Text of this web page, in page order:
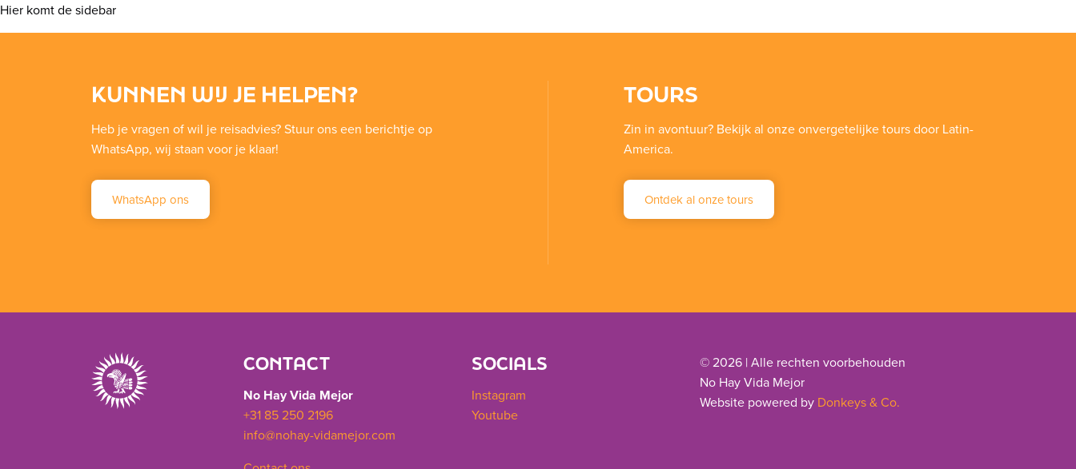
Hier komt de sidebar
KUNNEN WIJ JE HELPEN?
Heb je vragen of wil je reisadvies? Stuur ons een berichtje op
WhatsApp, wij staan voor je klaar!
WhatsApp ons
TOURS
Zin in avontuur? Bekijk al onze onvergetelijke tours door Latin-
America.
Ontdek al onze tours
CONTACT
No Hay Vida Mejor
+31 85 250 2196
info@nohay-vidamejor.com
SOCIALS
Instagram
Youtube
© 2026 | Alle rechten voorbehouden
No Hay Vida Mejor
Website powered by Donkeys & Co.